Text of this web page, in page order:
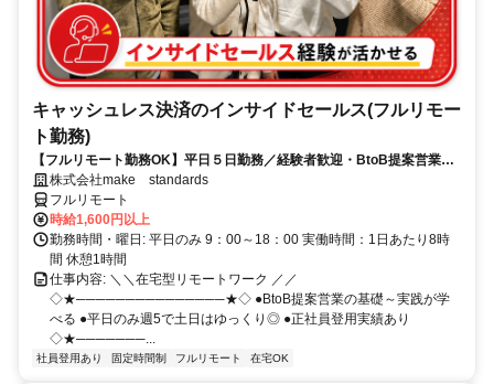
キャッシュレス決済のインサイドセールス(フルリモー
ト勤務)
【フルリモート勤務OK】平日５日勤務／経験者歓迎・BtoB提案営業で
スキルアップ
株式会社make standards
フルリモート
時給1,600円以上
勤務時間・曜日: 平日のみ 9：00～18：00 実働時間：1日あたり8時
間 休憩1時間
仕事内容: ＼＼在宅型リモートワーク ／／
◇★───────────────★◇ ●BtoB提案営業の基礎～実践が学
べる ●平日のみ週5で土日はゆっくり◎ ●正社員登用実績あり
◇★───────...
社員登用あり 固定時間制 フルリモート 在宅OK